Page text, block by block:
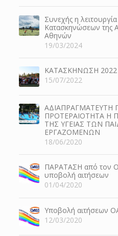
Συνεχής η
Κατασκηνώσεων της
Αθηνών
19/03/2024
ΚΑΤΑΣΚΗΝΩΣΗ 2022
15/07/2022
ΑΔΙΑΠΡΑΓΜΑΤΕΥΤΗ
ΠΡΟΤΕΡΑΙΟΤΗΤΑ Η
ΤΗΣ ΥΓΕΙΑΣ ΤΩΝ
ΕΡΓΑΖΟΜΕΝΩΝ
18/06/2020
ΠΑΡΑΤΑΣΗ από τον
υποβολή αιτήσεων
01/04/2020
Υποβολή αιτήσεων
12/03/2020